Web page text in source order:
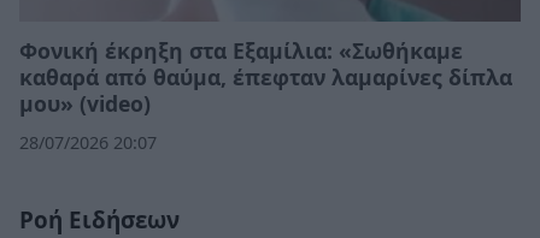
Φονική έκρηξη στα Εξαμίλια: «Σωθήκαμε
καθαρά από θαύμα, έπεφταν λαμαρίνες δίπλα
μου» (video)
28/07/2026 20:07
Ροή Ειδήσεων